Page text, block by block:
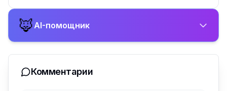
🦊AI-помощник
Комментарии